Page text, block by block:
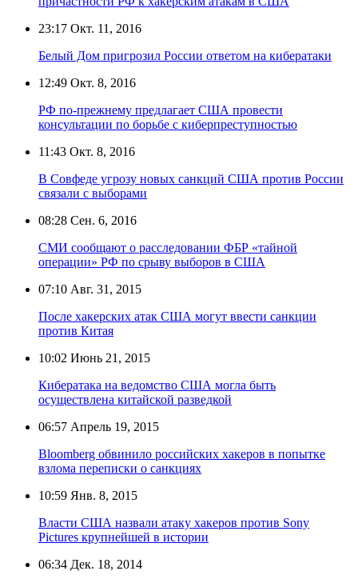
23:17 Окт. 11, 2016
Белый Дом пригрозил России ответом на кибератаки
12:49 Окт. 8, 2016
РФ по-прежнему предлагает США провести
консультации по борьбе с киберпреступностью
11:43 Окт. 8, 2016
В Совфеде угрозу новых санкций США против России
связали с выборами
08:28 Сен. 6, 2016
СМИ сообщают о расследовании ФБР «тайной
операции» РФ по срыву выборов в США
07:10 Авг. 31, 2015
После хакерских атак США могут ввести санкции
против Китая
10:02 Июнь 21, 2015
Кибератака на ведомство США могла быть
осуществлена китайской разведкой
06:57 Апрель 19, 2015
Bloomberg обвинило российских хакеров в попытке
взлома переписки о санкциях
10:59 Янв. 8, 2015
Власти США назвали атаку хакеров против Sony
Pictures крупнейшей в истории
06:34 Дек. 18, 2014